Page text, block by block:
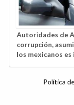
Autoridades de
corrupción,
los mexicanos es
Política